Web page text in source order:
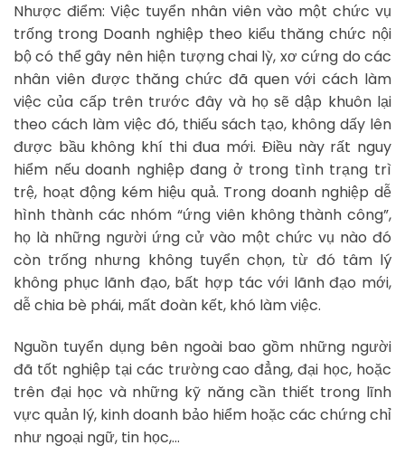
Nhược điểm: Việc tuyển nhân viên vào một chức vụ
trống trong Doanh nghiệp theo kiểu thăng chức nội
bộ có thể gây nên hiện tượng chai lỳ, xơ cứng do các
nhân viên được thăng chức đã quen với cách làm
việc của cấp trên trước đây và họ sẽ dập khuôn lại
theo cách làm việc đó, thiếu sách tạo, không dấy lên
được bầu không khí thi đua mới. Điều này rất nguy
hiểm nếu doanh nghiệp đang ở trong tình trạng trì
trệ, hoạt động kém hiệu quả. Trong doanh nghiệp dễ
hình thành các nhóm “ứng viên không thành công”,
họ là những người ứng cử vào một chức vụ nào đó
còn trống nhưng không tuyển chọn, từ đó tâm lý
không phục lãnh đạo, bất hợp tác với lãnh đạo mới,
dễ chia bè phái, mất đoàn kết, khó làm việc.
Nguồn tuyển dụng bên ngoài bao gồm những người
đã tốt nghiệp tại các trường cao đẳng, đại học, hoặc
trên đại học và những kỹ năng cần thiết trong lĩnh
vực quản lý, kinh doanh bảo hiểm hoặc các chứng chỉ
như ngoại ngữ, tin học,…